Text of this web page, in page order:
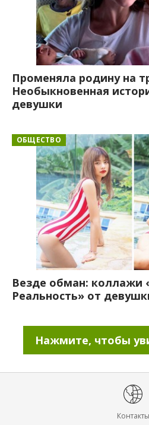
Променяла родину на
Необыкновенная
девушки
ОБЩЕСТВО
Везде обман: коллажи
Реальность» от
Нажмите, чтобы
Контакты